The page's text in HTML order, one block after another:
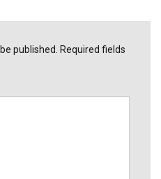
published. Required fields